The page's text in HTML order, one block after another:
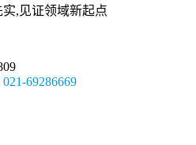
,见证领域新起点
021-69286669